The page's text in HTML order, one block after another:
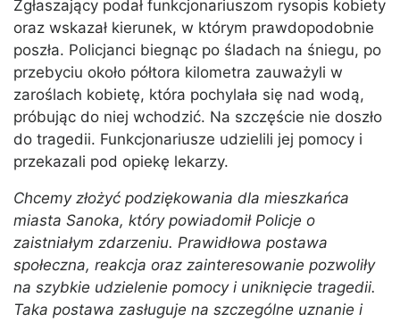
Zgłaszający podał funkcjonariuszom rysopis kobiety
oraz wskazał kierunek, w którym prawdopodobnie
poszła. Policjanci biegnąc po śladach na śniegu, po
przebyciu około półtora kilometra zauważyli w
zaroślach kobietę, która pochylała się nad wodą,
próbując do niej wchodzić. Na szczęście nie doszło
do tragedii. Funkcjonariusze udzielili jej pomocy i
przekazali pod opiekę lekarzy.
Chcemy złożyć podziękowania dla mieszkańca
miasta Sanoka, który powiadomił Policje o
zaistniałym zdarzeniu. Prawidłowa postawa
społeczna, reakcja oraz zainteresowanie pozwoliły
na szybkie udzielenie pomocy i uniknięcie tragedii.
Taka postawa zasługuje na szczególne uznanie i